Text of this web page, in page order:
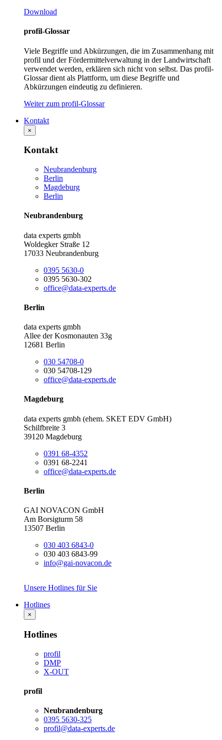
Download
profil-Glossar
Viele Begriffe und Abkürzungen, die im Zusammenhang mit
profil und der Fördermittelverwaltung in der Landwirtschaft
verwendet werden, erklären sich nicht von selbst. Das profil-
Glossar dient als Plattform, um diese Begriffe und
Abkürzungen eindeutig zu definieren.
Weiter zum profil-Glossar
Kontakt
×
Kontakt
Neubrandenburg
Berlin
Magdeburg
Berlin
Neubrandenburg
data experts gmbh
Woldegker Straße 12
17033 Neubrandenburg
0395 5630-0
0395 5630-302
office@data-experts.de
Berlin
data experts gmbh
Allee der Kosmonauten 33g
12681 Berlin
030 54708-0
030 54708-129
office@data-experts.de
Magdeburg
data experts gmbh (ehem. SKET EDV GmbH)
Schilfbreite 3
39120 Magdeburg
0391 68-4352
0391 68-2241
office@data-experts.de
Berlin
GAI NOVACON GmbH
Am Borsigturm 58
13507 Berlin
030 403 6843-0
030 403 6843-99
info@gai-novacon.de
Unsere Hotlines für Sie
Hotlines
×
Hotlines
profil
DMP
X-OUT
profil
Neubrandenburg
0395 5630-325
profil@data-experts.de